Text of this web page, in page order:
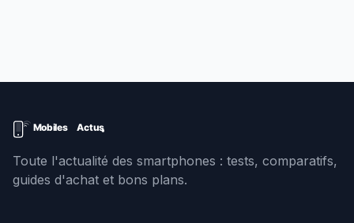
Toute l'actualité des smartphones : tests, comparatifs,
guides d'achat et bons plans.